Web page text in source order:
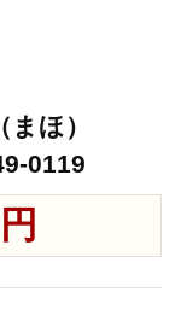
ほ）
0119